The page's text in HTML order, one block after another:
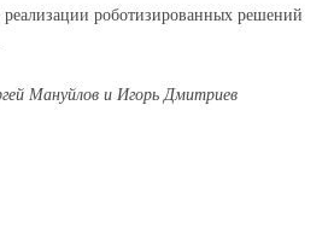
роботизированных решений
Мануйлов и Игорь Дмитриев